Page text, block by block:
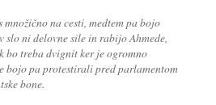
na cesti, medtem pa bojo
ni delovne sile in rabijo Ahmede,
bo treba dvignit ker je ogromno
bojo pa protestirali pred parlamentom
bone.